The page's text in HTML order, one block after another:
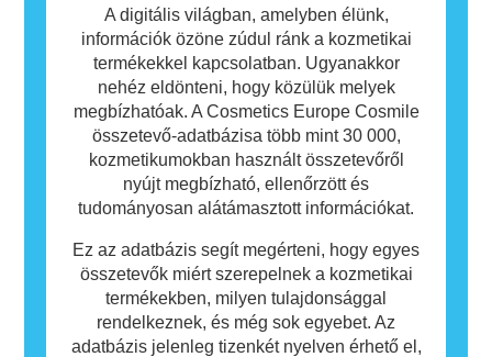
A digitális világban, amelyben élünk,
információk özöne zúdul ránk a kozmetikai
termékekkel kapcsolatban. Ugyanakkor
nehéz eldönteni, hogy közülük melyek
megbízhatóak. A Cosmetics Europe Cosmile
összetevő-adatbázisa több mint 30 000,
kozmetikumokban használt összetevőről
nyújt megbízható, ellenőrzött és
tudományosan alátámasztott információkat.
Ez az adatbázis segít megérteni, hogy egyes
összetevők miért szerepelnek a kozmetikai
termékekben, milyen tulajdonsággal
rendelkeznek, és még sok egyebet. Az
adatbázis jelenleg tizenkét nyelven érhető el,